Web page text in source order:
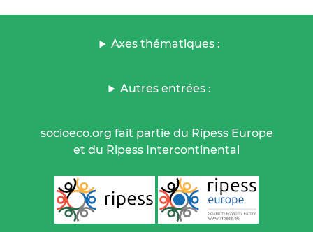
Axes thématiques :
Autres entrées :
socioeco.org fait partie du Ripess Europe
et du Ripess Intercontinental